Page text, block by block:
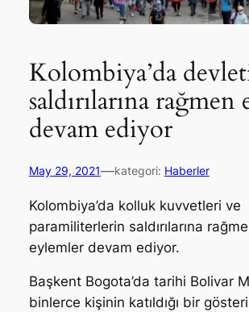
Kolombiya’da
saldırılarına
devam ediyor
May 29, 2021—kategori: Haberler
Kolombiya’da kolluk kuvvetleri ve
paramiliterlerin saldırılarına
eylemler devam ediyor.
Başkent Bogota’da tarihi Bolivar
binlerce kişinin katıldığı bir gösteri